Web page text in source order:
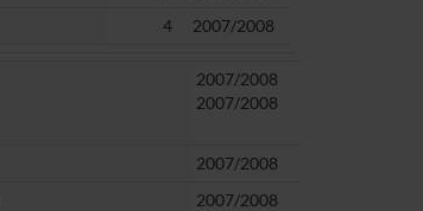
4 2007/2008
2007/2008
2007/2008
2007/2008
2007/2008